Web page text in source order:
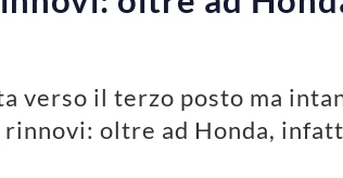
verso il terzo posto ma
oltre ad Honda,